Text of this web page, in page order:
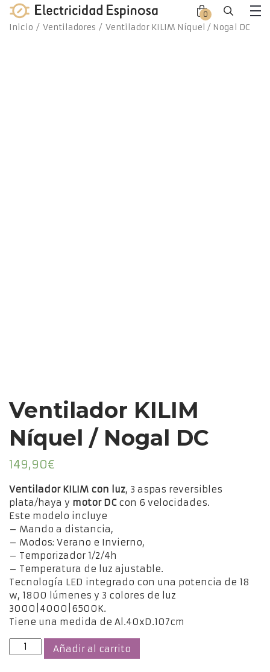
Skip
content
0
Inicio / Ventiladores / Ventilador KILIM Níquel / Nogal DC
Ventilador KILIM
Níquel / Nogal DC
149,90€
Ventilador KILIM con luz, 3 aspas reversibles
plata/haya y motor DCcon 6 velocidades.
Este modelo incluye
– Mando a distancia,
– Modos: Verano e Invierno,
– Temporizador 1/2/4h
– Temperatura de luz ajustable.
Tecnología LED integrado con una potencia de 18
w, 1800 lúmenes y 3 colores de luz
3000|4000|6500K.
Tiene una medida de Al.40xD.107cm
Ventilador
KILIM
Añadir al carrito
Close
Close